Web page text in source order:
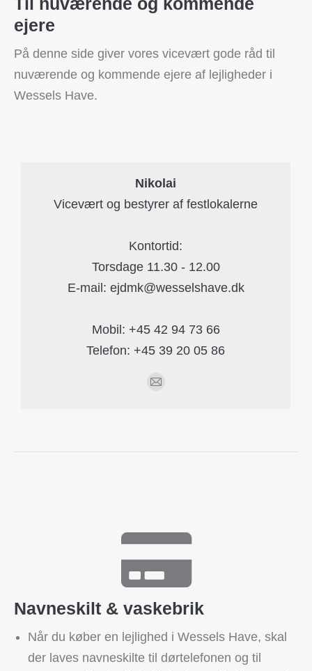
ejere
På denne side giver vores vicevært gode råd til
nuværende og kommende ejere af lejligheder i
Wessels Have.
Nikolai
Vicevært og bestyrer af festlokalerne
Kontortid:
Torsdage 11.30 - 12.00
E-mail: ejdmk@wesselshave.dk
Mobil: +45 42 94 73 66
Telefon: +45 39 20 05 86
E-
Navneskilt & vaskebrik
Når du køber en lejlighed i Wessels Have, skal
der laves navneskilte til dørtelefonen og til